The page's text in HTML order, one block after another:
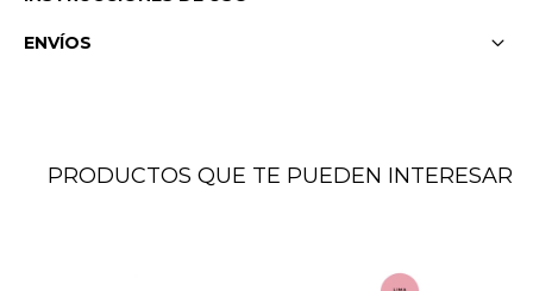
ENVÍOS
PRODUCTOS QUE TE PUEDEN INTERESAR